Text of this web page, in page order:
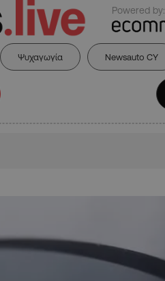
Powered by:
Ψυχαγωγία Newsauto CY